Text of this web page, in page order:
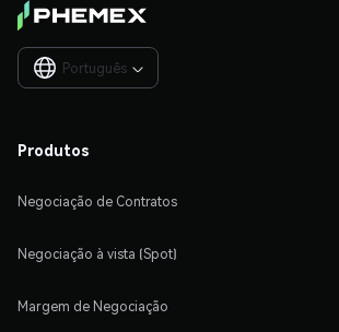
Português 
Produtos
Negociação de Contratos
Negociação à vista (Spot)
Margem de Negociação